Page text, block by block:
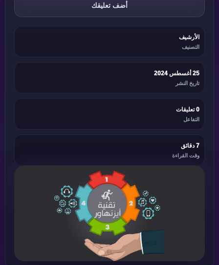
أضف تعليقك
الأرشيف
التصنيف
25 أغسطس 2024
تاريخ النشر
0 تعليقات
التفاعل
7 دقائق
وقت القراءة